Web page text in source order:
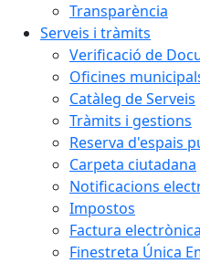
Transparència
Serveis i tràmits
Verificació de
Oficines
Catàleg de Serveis
Tràmits i gestions
Reserva d'espais
Carpeta ciutadana
Notificacions
Impostos
Factura electrònica
Finestreta Única